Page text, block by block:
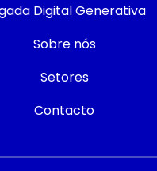
Digital Generativa
Sobre nós
Setores
Contacto